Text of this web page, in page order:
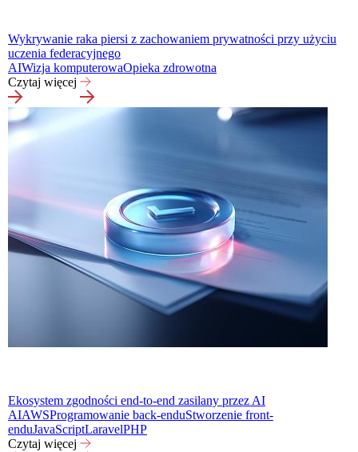
Wykrywanie raka piersi z zachowaniem prywatności przy użyciu
uczenia federacyjnego
AIWizja komputerowaOpieka zdrowotna
Czytaj więcej
Ekosystem zgodności end-to-end zasilany przez AI
AIAWSProgramowanie back-enduStworzenie front-
enduJavaScriptLaravelPHP
Czytaj więcej